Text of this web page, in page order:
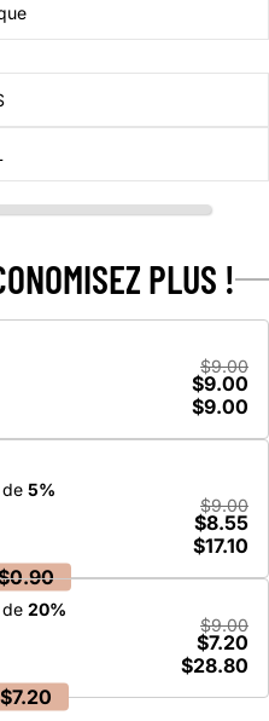
PLUS !
$9.00
$9.00
$9.00
5%
$9.00
$8.55
$17.10
20%
$9.00
$7.20
$28.80
$7.20